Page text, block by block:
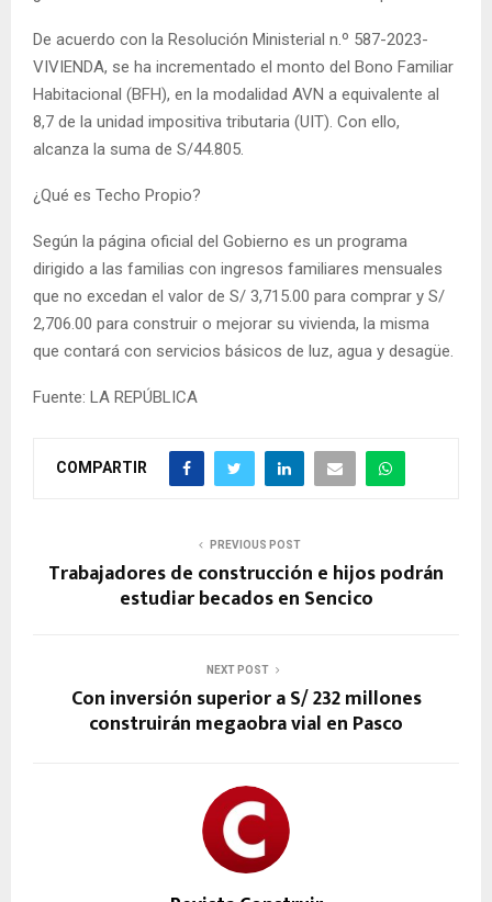
De acuerdo con la Resolución Ministerial n.º 587-2023-
VIVIENDA, se ha incrementado el monto del Bono Familiar
Habitacional (BFH), en la modalidad AVN a equivalente al
8,7 de la unidad impositiva tributaria (UIT). Con ello,
alcanza la suma de S/44.805.
¿Qué es Techo Propio?
Según la página oficial del Gobierno es un programa
dirigido a las familias con ingresos familiares mensuales
que no excedan el valor de S/ 3,715.00 para comprar y S/
2,706.00 para construir o mejorar su vivienda, la misma
que contará con servicios básicos de luz, agua y desagüe.
Fuente: LA REPÚBLICA
COMPARTIR
PREVIOUS POST
Trabajadores de construcción e hijos podrán
estudiar becados en Sencico
NEXT POST
Con inversión superior a S/ 232 millones
construirán megaobra vial en Pasco